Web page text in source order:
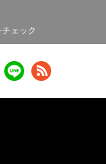
ェック